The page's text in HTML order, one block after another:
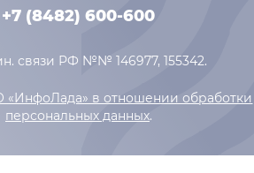
+7 (8482) 600-600
связи РФ №№ 146977, 155342.
в отношении обработки
персональных данных.